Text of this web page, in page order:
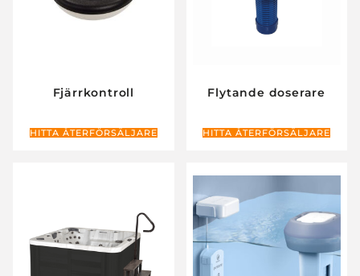
Fjärrkontroll
HITTA ÅTERFÖRSÄLJARE
Flytande doserare
HITTA ÅTERFÖRSÄLJARE